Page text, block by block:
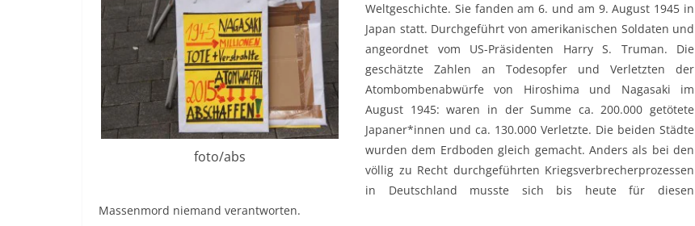
foto/abs
Weltgeschichte. Sie fanden am 6. und am 9. August 1945 in
Japan statt. Durchgeführt von amerikanischen Soldaten und
angeordnet vom US-Präsidenten Harry S. Truman. Die
geschätzte Zahlen an Todesopfer und Verletzten der
Atombombenabwürfe von Hiroshima und Nagasaki im
August 1945: waren in der Summe ca. 200.000 getötete
Japaner*innen und ca. 130.000 Verletzte. Die beiden Städte
wurden dem Erdboden gleich gemacht. Anders als bei den
völlig zu Recht durchgeführten Kriegsverbrecherprozessen
in Deutschland musste sich bis heute für diesen
Massenmord niemand verantworten.